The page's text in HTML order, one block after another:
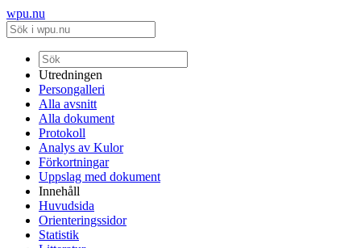
wpu.nu
Utredningen
Persongalleri
Alla avsnitt
Alla dokument
Protokoll
Analys av Kulor
Förkortningar
Uppslag med dokument
Innehåll
Huvudsida
Orienteringssidor
Statistik